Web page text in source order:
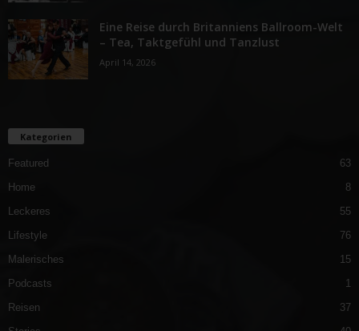
Eine Reise durch Britanniens Ballroom-Welt
– Tea, Taktgefühl und Tanzlust
April 14, 2026
Kategorien
Featured
63
Home
8
Leckeres
55
Lifestyle
76
Malerisches
15
Podcasts
1
Reisen
37